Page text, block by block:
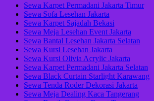
Sewa Karpet Permadani Jakarta Timur
Sewa Sofa Lesehan Jakarta
Sewa Karpet Sajadah Bekasi
Sewa Meja Lesehan Event Jakarta
Sewa Bantal Lesehan Jakarta Selatan
Sewa Kursi Lesehan Jakarta
Sewa Kursi Olivia Acrylic Jakarta
Sewa Karpet Permadani Jakarta Selatan
Sewa Black Curtain Starlight Karawang
Sewa Tenda Roder Dekorasi Jakarta
Sewa Meja Dealing Kaca Tangerang